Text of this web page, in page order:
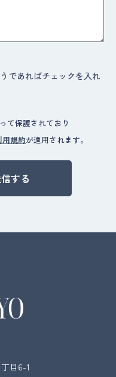
であればチェックを入れ
て保護されており
用規約が適用されます。
丁目6-1